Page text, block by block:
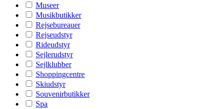
Museer
Musikbutikker
Rejsebureauer
Rejseudstyr
Rideudstyr
Sejlerudstyr
Sejlklubber
Shoppingcentre
Skiudstyr
Souvenirbutikker
Spa